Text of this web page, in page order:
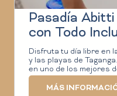
Pasadía Abitti
con Todo
Disfruta tu día libre en
y las playas de
en uno de los mejores
MÁS